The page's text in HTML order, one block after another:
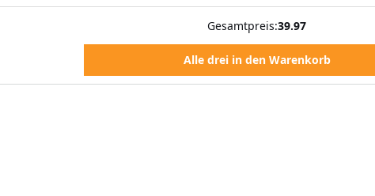
Gesamtpreis:39.97